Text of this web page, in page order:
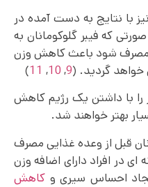
با نتایج به دست آمده در
که فیبر گلوکومانان به
مصرف شود باعث کاهش وزن
خواهد گردید. (9
,
10
,
11
)
را با داشتن یک رژیم کاهش
بهتر خواهند شد.
قبل از وعده غذایی مصرف
در افراد دارای اضافه وزن
احساس سیری و کاهش